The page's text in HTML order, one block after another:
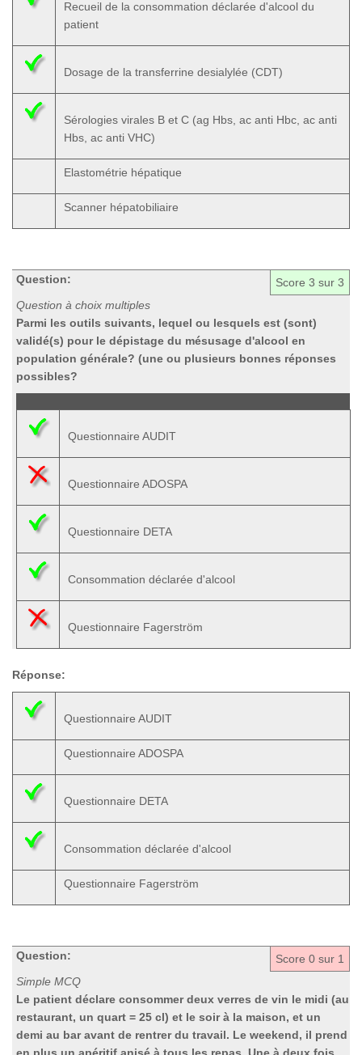
Recueil de la consommation déclarée d'alcool du
patient
Dosage de la transferrine desialylée (CDT)
Sérologies virales B et C (ag Hbs, ac anti Hbc, ac anti
Hbs, ac anti VHC)
Elastométrie hépatique
Scanner hépatobiliaire
Score 3 sur 3
Question:
Question à choix multiples
Parmi les outils suivants, lequel ou lesquels est (sont)
validé(s) pour le dépistage du mésusage d'alcool en
population générale? (une ou plusieurs bonnes réponses
possibles?
Questionnaire AUDIT
Questionnaire ADOSPA
Questionnaire DETA
Consommation déclarée d'alcool
Questionnaire Fagerström
Réponse:
Questionnaire AUDIT
Questionnaire ADOSPA
Questionnaire DETA
Consommation déclarée d'alcool
Questionnaire Fagerström
Score 0 sur 1
Question:
Simple MCQ
Le patient déclare consommer deux verres de vin le midi (au
restaurant, un quart = 25 cl) et le soir à la maison, et un
demi au bar avant de rentrer du travail. Le weekend, il prend